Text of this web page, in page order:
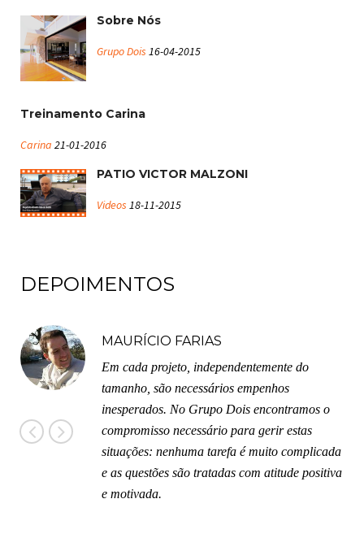
Sobre Nós
Grupo Dois 16-04-2015
Treinamento Carina
Carina 21-01-2016
PATIO VICTOR MALZONI
Videos 18-11-2015
DEPOIMENTOS
MAURÍCIO FARIAS
Em cada projeto, independentemente do
tamanho, são necessários empenhos
inesperados. No Grupo Dois encontramos o
compromisso necessário para gerir estas
situações: nenhuma tarefa é muito complicada
e as questões são tratadas com atitude positiva
e motivada.